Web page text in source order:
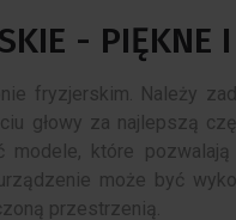
- PIĘKNE
fryzjerskim. Należy
głowy za najlepszą
modele, które
może być
przestrzenią.